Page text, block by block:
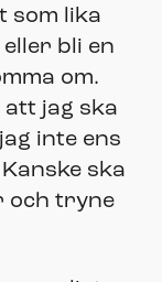
som lika
bli en
om.
jag ska
inte ens
ska
och tryne